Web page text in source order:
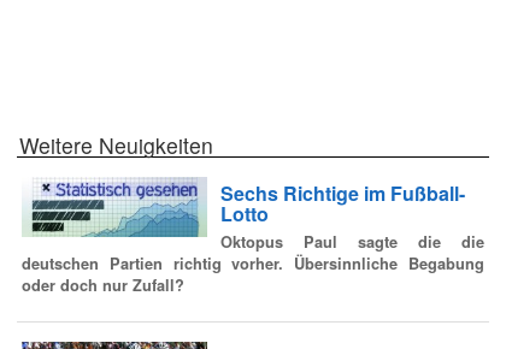
Weitere Neuigkeiten
Sechs Richtige im Fußball-
Lotto
Oktopus Paul sagte die die
deutschen Partien richtig vorher. Übersinnliche Begabung
oder doch nur Zufall?